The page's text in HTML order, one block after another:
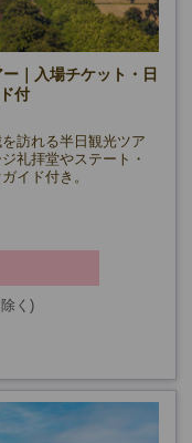
｜入場チケット・日
付
訪れる半日観光ツア
礼拝堂やステート・
イド付き。
く)
26を除く)